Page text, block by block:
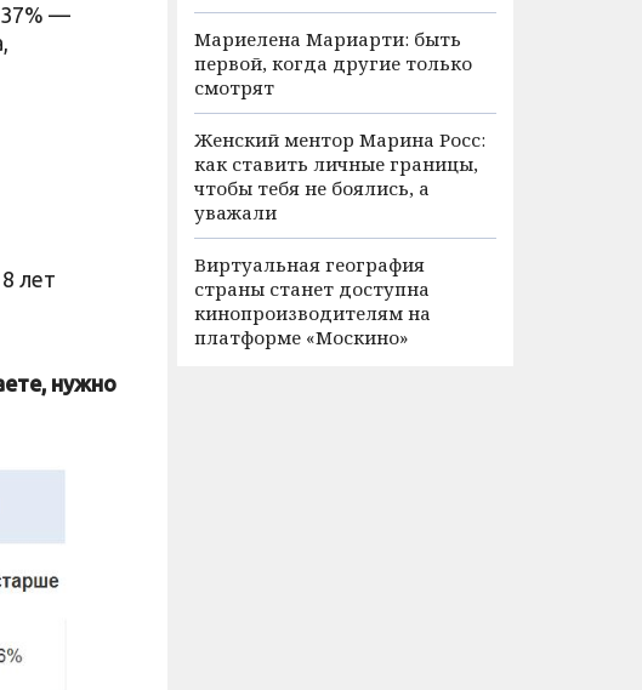
37% —
лет
нужно
Мариелена Мариарти: быть
первой, когда другие только
смотрят
Женский ментор Марина Росс:
как ставить личные границы,
чтобы тебя не боялись, а
уважали
Виртуальная география
страны станет доступна
кинопроизводителям на
платформе «Москино»